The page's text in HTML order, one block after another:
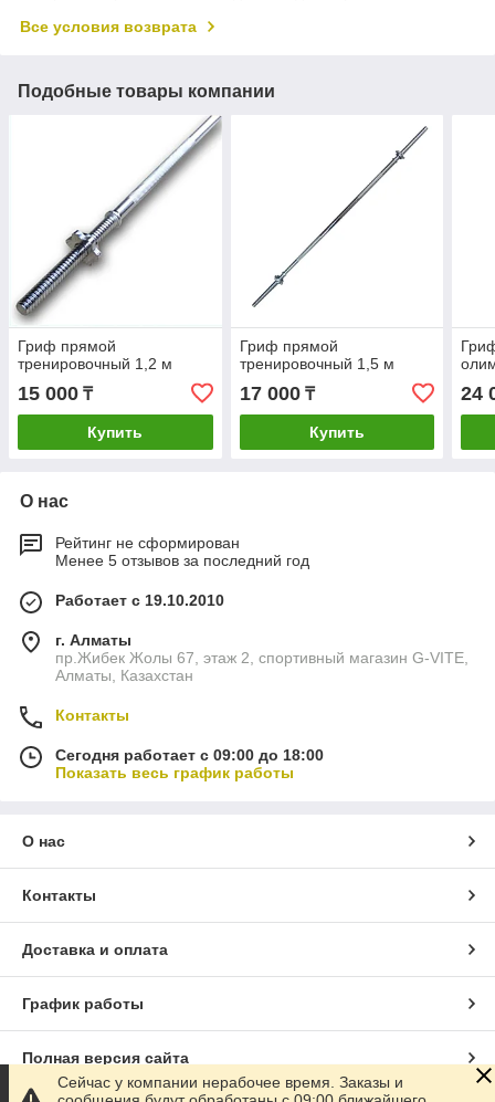
Все условия возврата
Подобные товары компании
Гриф прямой
тренировочный 1,2 м
15 000 ₸
Купить
Гриф прямой
тренировочный 1,5 м
17 000₸
Купить
24
О нас
Рейтинг не сформирован
Менее 5 отзывов за последний год
Работает с 19.10.2010
г. Алматы
пр.Жибек Жолы 67, этаж 2, спортивный магазин G-VITE,
Алматы, Казахстан
Контакты
Сегодня работает с 09:00 до 18:00
Показать весь график работы
О нас
Контакты
Доставка и оплата
График работы
Полная версия сайта
Сейчас у компании нерабочее время. Заказы и